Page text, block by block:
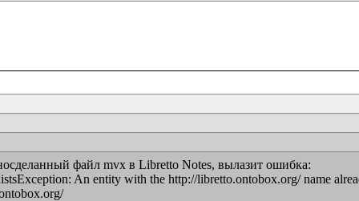
файл mvx в Libretto Notes, вылазит ошибка:
An entity with the http://libretto.ontobox.org/ name